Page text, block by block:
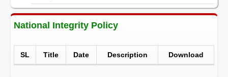
National Integrity Policy
SL Title Date Description Download